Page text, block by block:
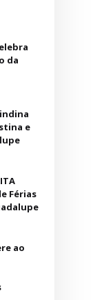
da
e
Férias
ao